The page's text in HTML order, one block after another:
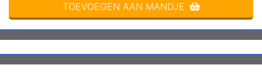
TOEVOEGEN AAN MANDJE